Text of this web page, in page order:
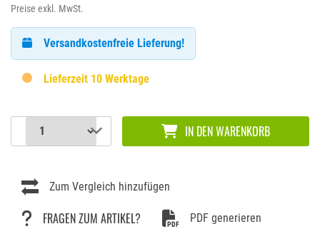
Preise exkl. MwSt.
Versandkostenfreie Lieferung!
Lieferzeit 10 Werktage
IN DEN WARENKORB
Zum Vergleich hinzufügen
FRAGEN ZUM ARTIKEL? PDF generieren